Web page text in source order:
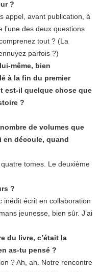
?
appel, avant publication, à
des deux questions
tout ? (La
parfois ?)
même, bien
à la fin du premier
est-il quelque chose que
?
de volumes que
en découle, quand
tomes. Le deuxième
?
inédit écrit en collaboration
jeunesse, bien sûr. J’ai
du livre, c’était la
as-tu pensé ?
? Ah, ah. Notre rencontre